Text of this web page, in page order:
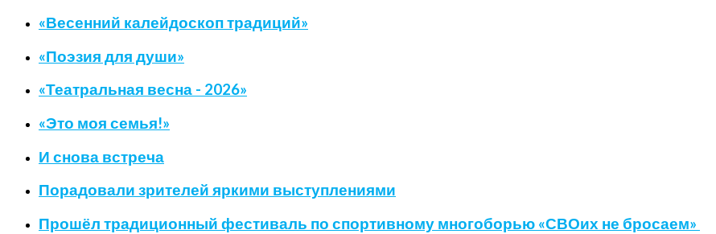
«Весенний калейдоскоп традиций»
«Поэзия для души»
«Театральная весна - 2026»
«Это моя семья!»
И снова встреча
Порадовали зрителей яркими выступлениями
Прошёл традиционный фестиваль по спортивному многоборью «СВОих не бросаем»